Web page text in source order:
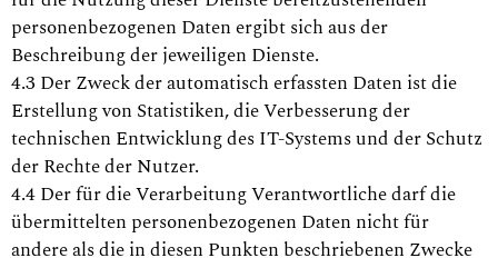
personenbezogenen Daten ergibt sich aus der
Beschreibung der jeweiligen Dienste.
4.3 Der Zweck der automatisch erfassten Daten ist die
Erstellung von Statistiken, die Verbesserung der
technischen Entwicklung des IT-Systems und der Schutz
der Rechte der Nutzer.
4.4 Der für die Verarbeitung Verantwortliche darf die
übermittelten personenbezogenen Daten nicht für
andere als die in diesen Punkten beschriebenen Zwecke